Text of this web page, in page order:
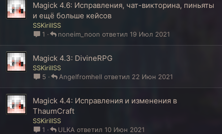
Magick 4.6: Исправления, чат-викторина, пиньяты
и ещё больше кейсов
SSKirillSS
1
19 Июл 2021
noneim_noon
Magick 4.3: DivineRPG
SSKirillSS
5
22 Июн 2021
Angelfromhell
Magick 4.4: Исправления и изменения в
ThaumCraft
SSKirillSS
1
10 Июн 2021
ULKA